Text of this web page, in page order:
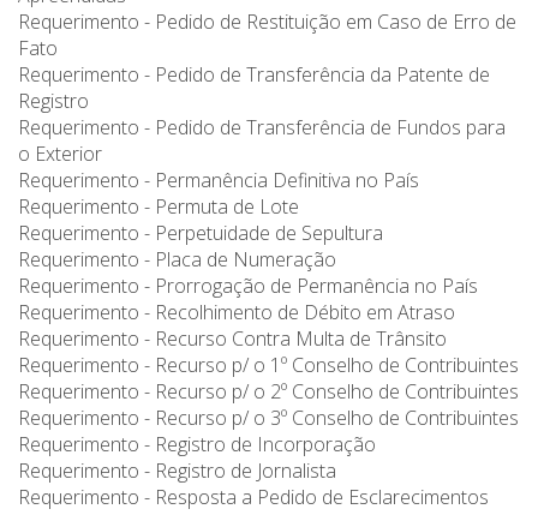
Requerimento - Pedido de Restituição em Caso de Erro de
Fato
Requerimento - Pedido de Transferência da Patente de
Registro
Requerimento - Pedido de Transferência de Fundos para
o Exterior
Requerimento - Permanência Definitiva no País
Requerimento - Permuta de Lote
Requerimento - Perpetuidade de Sepultura
Requerimento - Placa de Numeração
Requerimento - Prorrogação de Permanência no País
Requerimento - Recolhimento de Débito em Atraso
Requerimento - Recurso Contra Multa de Trânsito
Requerimento - Recurso p/ o 1º Conselho de Contribuintes
Requerimento - Recurso p/ o 2º Conselho de Contribuintes
Requerimento - Recurso p/ o 3º Conselho de Contribuintes
Requerimento - Registro de Incorporação
Requerimento - Registro de Jornalista
Requerimento - Resposta a Pedido de Esclarecimentos